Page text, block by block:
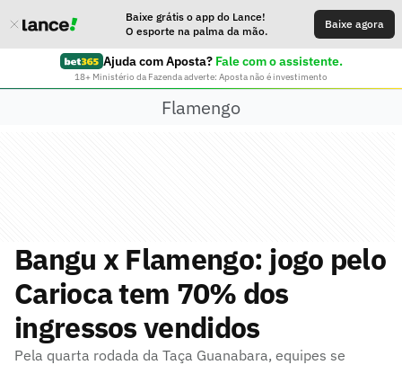
Baixe grátis o app do Lance!
O esporte na palma da mão.
Baixe agora
Ajuda com Aposta? Fale com o assistente.
18+ Ministério da Fazenda adverte: Aposta não é investimento
Flamengo
Bangu x Flamengo: jogo pelo
Carioca tem 70% dos
ingressos vendidos
Pela quarta rodada da Taça Guanabara, equipes se